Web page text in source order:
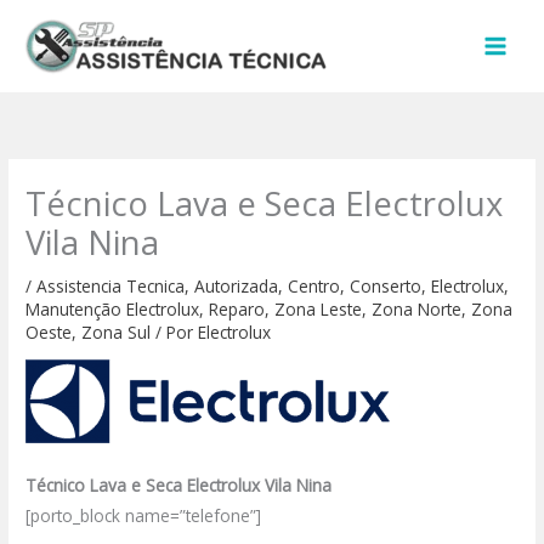
para
Técnico Lava e Seca Electrolux
Vila Nina
/Assistencia Tecnica,Autorizada,Centro,Conserto,Electrolux,
Manutenção Electrolux,Reparo, Zona Leste, Zona Norte, Zona
Oeste, Zona Sul / PorElectrolux
Técnico Lava e Seca Electrolux Vila Nina
[porto_block name=”telefone”]